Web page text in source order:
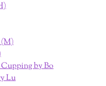
by Bo
Lu